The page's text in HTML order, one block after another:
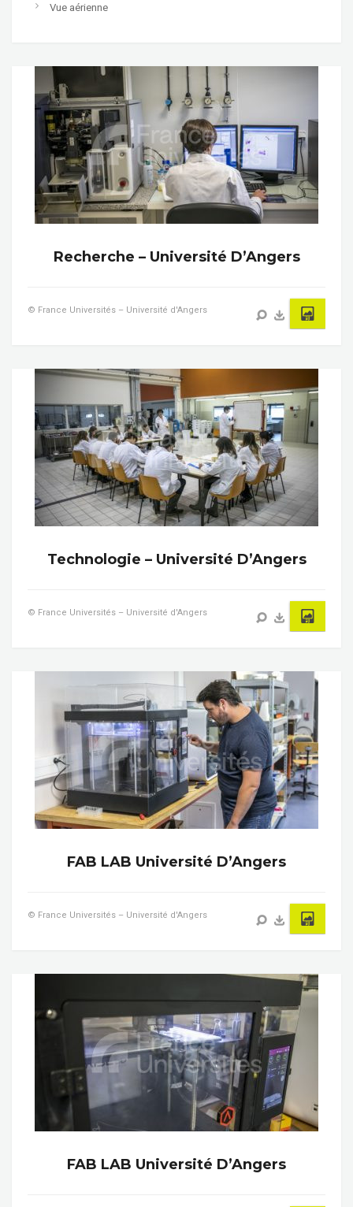
Vue aérienne
Recherche – Université D’Angers
© France Universités – Université d'Angers
Technologie – Université D’Angers
© France Universités – Université d'Angers
FAB LAB Université D’Angers
© France Universités – Université d'Angers
FAB LAB Université D’Angers